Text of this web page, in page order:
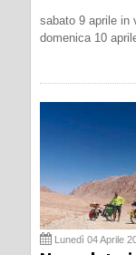
sabato 9 aprile in
domenica 10
Lunedì 04 Aprile